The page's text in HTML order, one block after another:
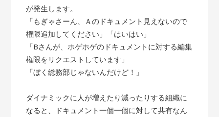
が発生します。
「もぎゃさーん、Ａのドキュメント見えないので
権限追加してください」「はいはい」
「Bさんが、ホゲホゲのドキュメントに対する編集
権限をリクエストしています」
「ぼく総務部じゃないんだけど！」
ダイナミックに人が増えたり減ったりする組織に
なると、ドキュメント一個一個に対して共有なん